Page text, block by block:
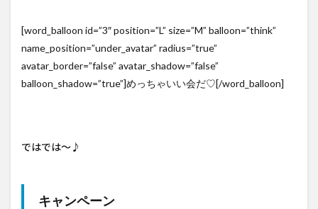
[word_balloon id=”3″ position=”L” size=”M” balloon=”think”
name_position=”under_avatar” radius=”true”
avatar_border=”false” avatar_shadow=”false”
balloon_shadow=”true”]めっちゃいい会だ♡[/word_balloon]
ではでは～♪
キャンペーン